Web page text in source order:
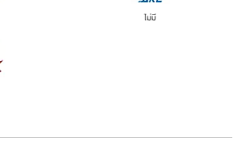
ไม่มี